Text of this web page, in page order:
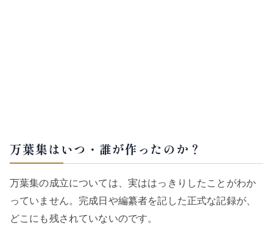
万葉集はいつ・誰が作ったのか？
万葉集の成立については、実ははっきりしたことがわか
っていません。完成日や編纂者を記した正式な記録が、
どこにも残されていないのです。